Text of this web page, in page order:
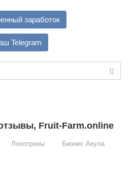
заработок
Telegram
Fruit-Farm.online
Лохотроны Бизнес Акула